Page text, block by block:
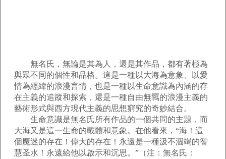
無名氏，無論是其為人，還是其作品，都有著極為
與眾不同的個性和品格。這是一種以大海為意象、以愛
情為經緯的浪漫言情，也是一種以生命意識為內涵的存
在主義的追蹤和探索，還是一種自由無羈的浪漫主義的
藝術形式與西方現代主義的思想窮究的奇妙結合。
生命意識是無名氏所有作品的一個共同的主題，而
大海又是這一生命的載體和意象。在他看來，“海！這
個魔迷的存在！偉大的存在！永遠是一種汲不涸竭的智
慧圣水！永遠給他以啟示和沉思。”（注：無名氏：